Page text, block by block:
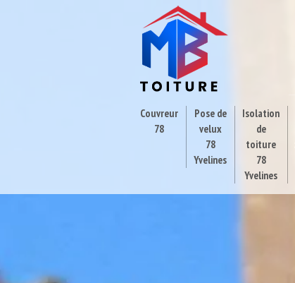
Couvreur
78
Pose de
velux
78
Yvelines
Isolation
de
toiture
78
Yvelines